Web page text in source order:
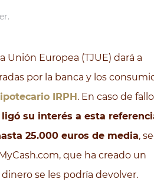
.
Unión Europea (TJUE) dará a
por la banca y los
IRPH. En caso de fallo
su interés a esta
25.000 euros de media,
que ha creado un
se les podría devolver.